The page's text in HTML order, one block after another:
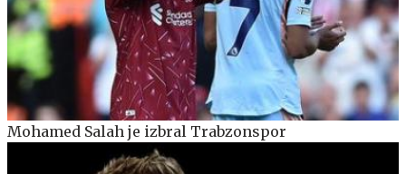
Mohamed Salah je izbral Trabzonspor